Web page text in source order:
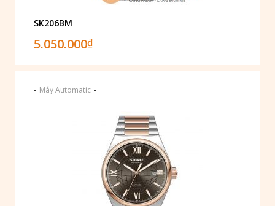
SK206BM
5.050.000₫
- Máy Automatic -